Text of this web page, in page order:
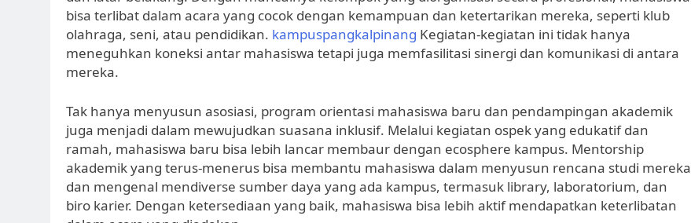
bisa terlibat dalam acara yang cocok dengan kemampuan dan ketertarikan mereka, seperti klub
olahraga, seni, atau pendidikan. kampuspangkalpinang Kegiatan-kegiatan ini tidak hanya
meneguhkan koneksi antar mahasiswa tetapi juga memfasilitasi sinergi dan komunikasi di antara
mereka.
Tak hanya menyusun asosiasi, program orientasi mahasiswa baru dan pendampingan akademik
juga menjadi dalam mewujudkan suasana inklusif. Melalui kegiatan ospek yang edukatif dan
ramah, mahasiswa baru bisa lebih lancar membaur dengan ecosphere kampus. Mentorship
akademik yang terus-menerus bisa membantu mahasiswa dalam menyusun rencana studi mereka
dan mengenal mendiverse sumber daya yang ada kampus, termasuk library, laboratorium, dan
biro karier. Dengan ketersediaan yang baik, mahasiswa bisa lebih aktif mendapatkan keterlibatan